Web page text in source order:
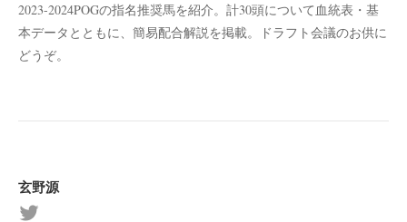
2023-2024POGの指名推奨馬を紹介。計30頭について血統表・基
本データとともに、簡易配合解説を掲載。ドラフト会議のお供に
どうぞ。
玄野源